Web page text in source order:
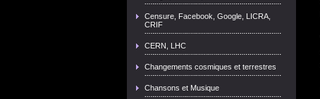
Censure, Facebook, Google, LICRA,
CRIF
CERN, LHC
Changements cosmiques et terrestres
Chansons et Musique